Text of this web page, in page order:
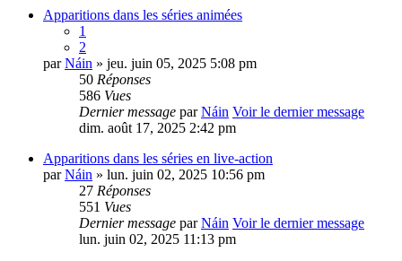
Apparitions dans les séries animées
1
2
parNáin » jeu. juin 05, 2025 5:08 pm
50 Réponses
586 Vues
Dernier message parNáin Voir le dernier message
dim. août 17, 2025 2:42 pm
Apparitions dans les séries en live-action
parNáin » lun. juin 02, 2025 10:56 pm
27 Réponses
551 Vues
Dernier message parNáin Voir le dernier message
lun. juin 02, 2025 11:13 pm